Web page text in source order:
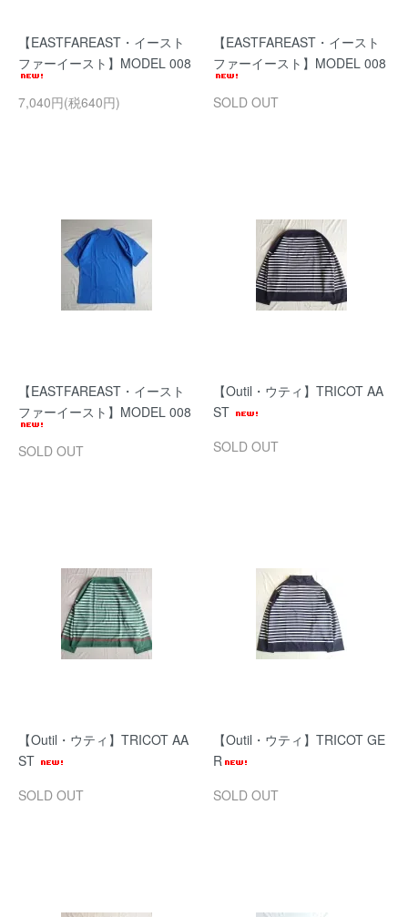
【EASTFAREAST・イースト
ファーイースト】MODEL 008
7,040円(税640円)
【EASTFAREAST・イースト
ファーイースト】MODEL 008
SOLD OUT
【EASTFAREAST・イースト
ファーイースト】MODEL 008
SOLD OUT
【Outil・ウティ】TRICOT AA
ST
SOLD OUT
【Outil・ウティ】TRICOT AA
ST
SOLD OUT
【Outil・ウティ】TRICOT GE
R
SOLD OUT